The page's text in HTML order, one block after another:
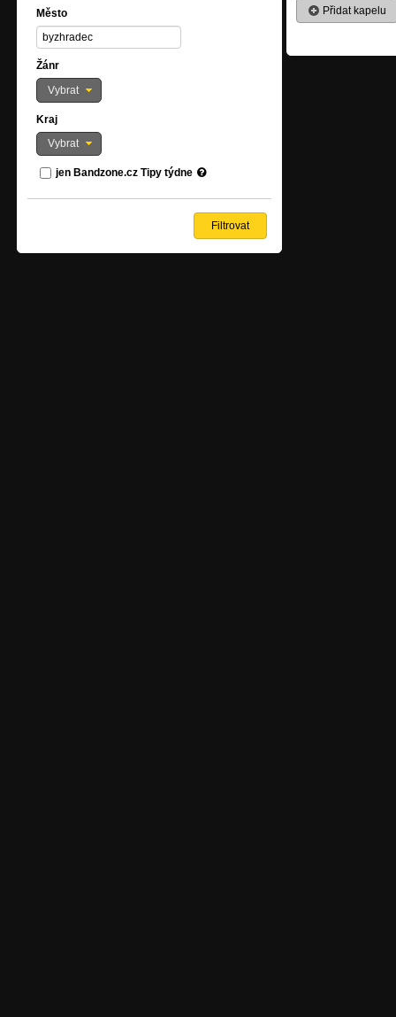
Město
Žánr
Vybrat
Kraj
Vybrat
jen Bandzone.cz Tipy týdne
Přidat kapelu